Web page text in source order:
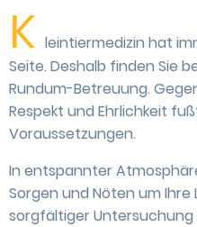
K leintiermedizin hat
Seite. Deshalb finden Sie
Rundum-Betreuung.
Respekt und Ehrlichkeit
Voraussetzungen.
In entspannter
Sorgen und Nöten um Ihre
sorgfältiger